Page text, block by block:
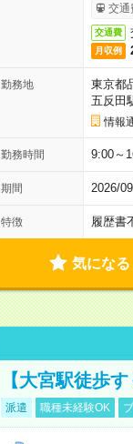
交通
交通費
月収例
勤務地
東京都
五反田
情報
勤務時間 9:00～
期間 2026/
特徴 履歴書
気になる
【大宮駅徒歩
派遣 職種未経験OK